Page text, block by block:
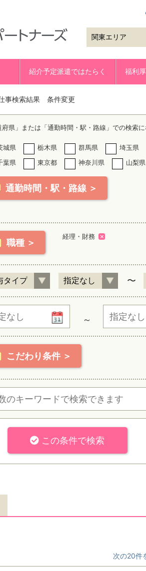
紹介予定派遣ではたらく 福利
事検索結果 条件変更
府県」または「通勤時間・駅・路線」での検索に
城県 栃木県 群馬県
埼玉県
葉県
東京都 神奈川県 山梨県
通勤時間・駅・路線 ＞
職種 ＞
経理・財務
〜
～
こだわり条件 ＞
この条件で検索
次の20件